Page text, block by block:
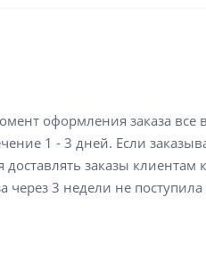
оформления заказа
1 - 3 дней. Если
заказы клиентам
через 3 недели не